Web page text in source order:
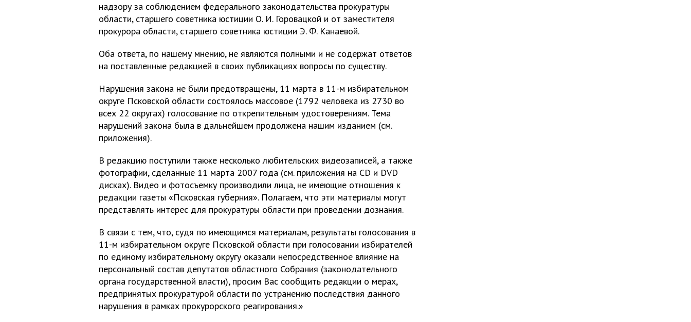
надзору за соблюдением федерального законодательства прокуратуры
области, старшего советника юстиции О. И. Горовацкой и от заместителя
прокурора области, старшего советника юстиции Э. Ф. Канаевой.
Оба ответа, по нашему мнению, не являются полными и не содержат ответов
на поставленные редакцией в своих публикациях вопросы по существу.
Нарушения закона не были предотвращены, 11 марта в 11-м избирательном
округе Псковской области состоялось массовое (1792 человека из 2730 во
всех 22 округах) голосование по открепительным удостоверениям. Тема
нарушений закона была в дальнейшем продолжена нашим изданием (см.
приложения).
В редакцию поступили также несколько любительских видеозаписей, а также
фотографии, сделанные 11 марта 2007 года (см. приложения на CD и DVD
дисках). Видео и фотосъемку производили лица, не имеющие отношения к
редакции газеты «Псковская губерния». Полагаем, что эти материалы могут
представлять интерес для прокуратуры области при проведении дознания.
В связи с тем, что, судя по имеющимся материалам, результаты голосования в
11-м избирательном округе Псковской области при голосовании избирателей
по единому избирательному округу оказали непосредственное влияние на
персональный состав депутатов областного Собрания (законодательного
органа государственной власти), просим Вас сообщить редакции о мерах,
предпринятых прокуратурой области по устранению последствия данного
нарушения в рамках прокурорского реагирования.»